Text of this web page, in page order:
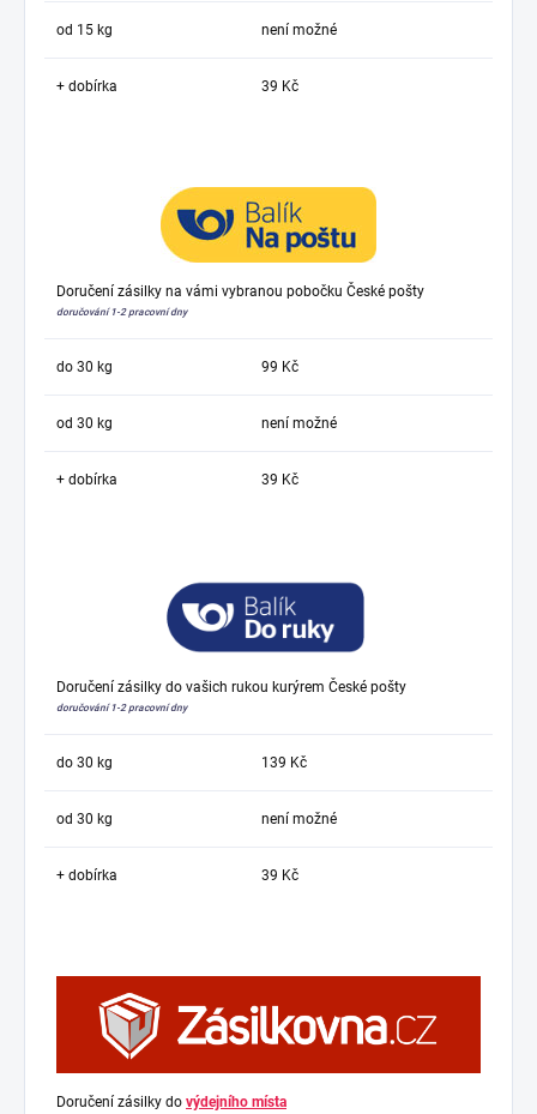
od 15 kg není možné
+ dobírka 39 Kč
Doručení zásilky na vámi vybranou pobočku České pošty
doručování 1-2 pracovní dny
do 30 kg 99 Kč
od 30 kg není možné
+ dobírka 39 Kč
Doručení zásilky do vašich rukou kurýrem České pošty
doručování 1-2 pracovní dny
do 30 kg 139 Kč
od 30 kg není možné
+ dobírka 39 Kč
Doručení zásilky do výdejního místa